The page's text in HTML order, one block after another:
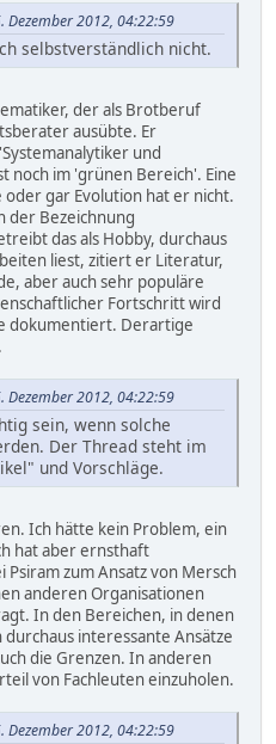
2012, 04:22:59
selbstverständlich nicht.
der als Brotberuf
ausübte. Er
und
noch im 'grünen Bereich'. Eine
gar Evolution hat er nicht.
der Bezeichnung
das als Hobby, durchaus
liest, zitiert er Literatur,
aber auch sehr populäre
Fortschritt wird
dokumentiert. Derartige
2012, 04:22:59
sein, wenn solche
Der Thread steht im
und Vorschläge.
Ich hätte kein Problem, ein
hat aber ernsthaft
zum Ansatz von Mersch
anderen Organisationen
In den Bereichen, in denen
interessante Ansätze
die Grenzen. In anderen
von Fachleuten einzuholen.
2012, 04:22:59